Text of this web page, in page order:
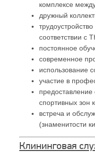
комплексе
дружный
соответствии с
постоянное
современное
использование
участие в
спортивных зон
встреча и
(знаменитости
Клининговая